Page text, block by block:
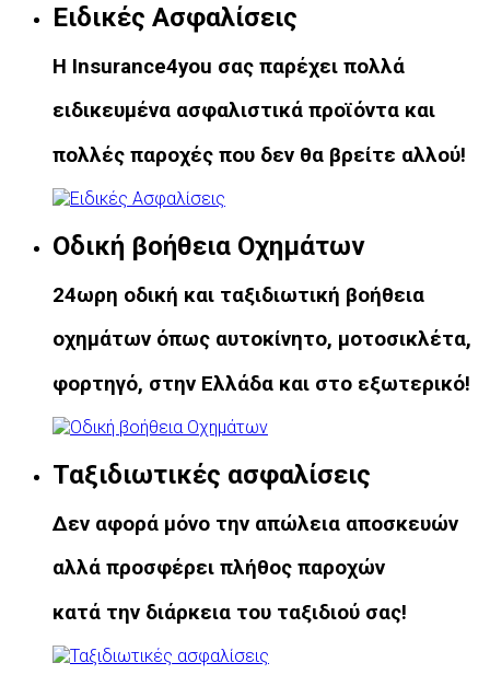
Ειδικές Ασφαλίσεις
Η Insurance4you σας παρέχει πολλά
ειδικευμένα ασφαλιστικά προϊόντα και
πολλές παροχές που δεν θα βρείτε αλλού!
Οδική βοήθεια Οχημάτων
24ωρη οδική και ταξιδιωτική βοήθεια
οχημάτων όπως αυτοκίνητο, μοτοσικλέτα,
φορτηγό, στην Ελλάδα και στο εξωτερικό!
Ταξιδιωτικές ασφαλίσεις
Δεν αφορά μόνο την απώλεια αποσκευών
αλλά προσφέρει πλήθος παροχών
κατά την διάρκεια του ταξιδιού σας!